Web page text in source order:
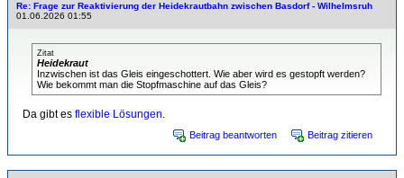
Re: Frage zur Reaktivierung der Heidekrautbahn zwischen Basdorf - Wilhelmsruh
01.06.2026 01:55
Zitat
Heidekraut
Inzwischen ist das Gleis eingeschottert. Wie aber wird es gestopft werden?
Wie bekommt man die Stopfmaschine auf das Gleis?
Da gibt es flexible Lösungen.
Beitrag beantworten Beitrag zitieren